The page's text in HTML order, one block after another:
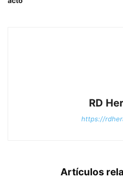
RD
https://
Artículos